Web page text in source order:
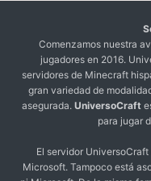
Comenzamos nuestra
jugadores en 2016.
servidores de Minecraft
gran variedad de
asegurada. UniversoCraft
para jugar
El servidor
Microsoft. Tampoco está